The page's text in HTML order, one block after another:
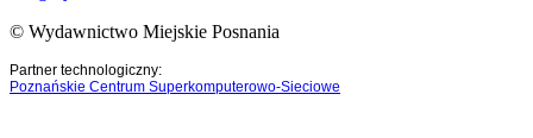
© Wydawnictwo Miejskie Posnania
Partner technologiczny:
Poznańskie Centrum Superkomputerowo-Sieciowe